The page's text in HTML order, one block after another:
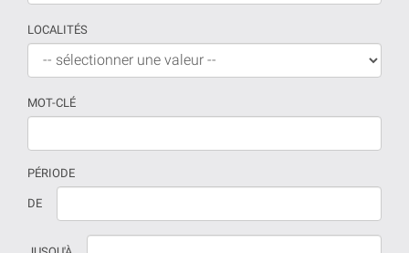
LOCALITÉS
MOT-CLÉ
PÉRIODE
Si
aucune
La
DE